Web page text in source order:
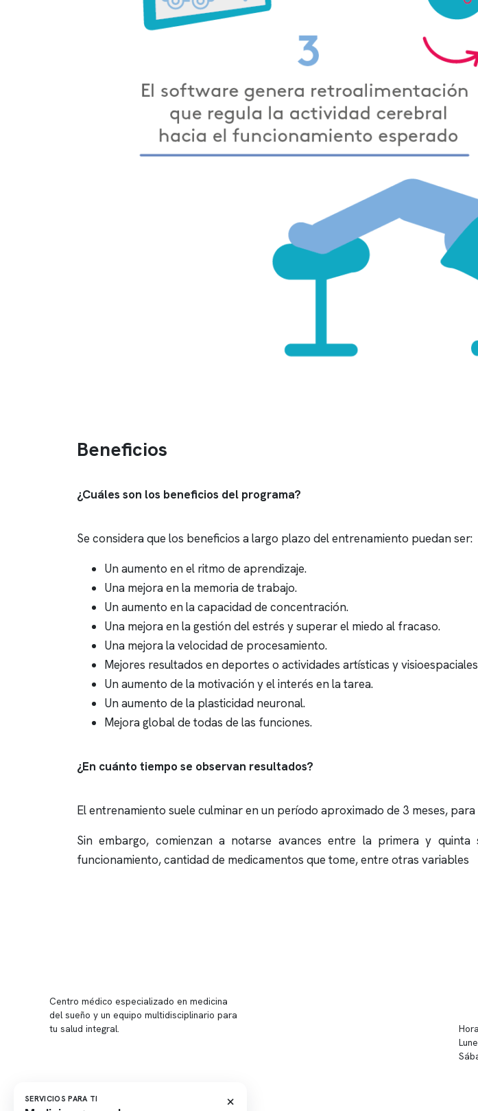
Beneficios
¿Cuáles son los beneficios del programa?
Se considera que los beneficios a largo plazo del entrenamiento puedan ser:
Un aumento en el ritmo de aprendizaje.
Una mejora en la memoria de trabajo.
Un aumento en la capacidad de concentración.
Una mejora en la gestión del estrés y superar el miedo al fracaso.
Una mejora la velocidad de procesamiento.
Mejores resultados en deportes o actividades artísticas y
Un aumento de la motivación y el interés en la tarea.
Un aumento de la plasticidad neuronal.
Mejora global de todas de las funciones.
¿En cuánto tiempo se observan resultados?
El entrenamiento suele culminar en un período aproximado de 3 meses,
Sin embargo, comienzan a notarse avances entre la primera y
funcionamiento, cantidad de medicamentos que tome, entre otras variables
Centro médico especializado en medicina
del sueño y un equipo multidisciplinario para
tu salud integral.
SERVICIOS PARA TI ×